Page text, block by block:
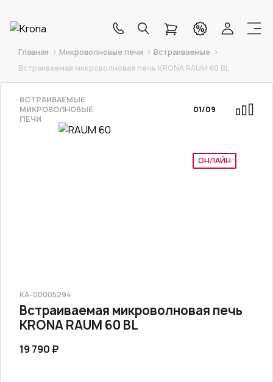
Главная Микроволновые печи
Встраиваемые
Встраиваемая микроволновая печь KRONA RAUM 60 BL
ОНЛАЙН
ВСТРАИВАЕМЫЕ
МИКРОВОЛНОВЫЕ
ПЕЧИ
01/09
КА-00005294
Встраиваемая микроволновая печь
KRONA RAUM 60 BL
19 790 ₽